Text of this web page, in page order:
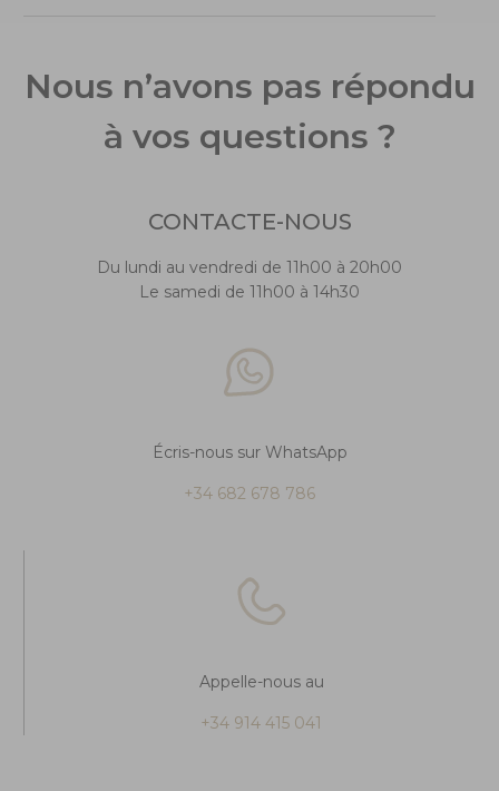
Nous n’avons pas répondu
à vos questions ?
CONTACTE-NOUS
Du lundi au vendredi de 11h00 à 20h00
Le samedi de 11h00 à 14h30
Écris-nous sur WhatsApp
+34 682 678 786
Appelle-nous au
+34 914 415 041